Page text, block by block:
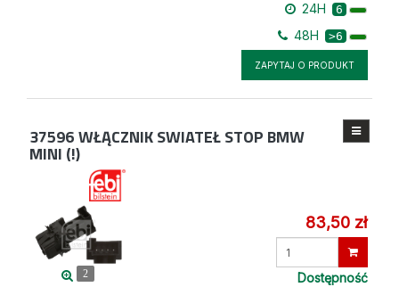
24H 6
48H >6
ZAPYTAJ O PRODUKT
37596WŁĄCZNIK SWIATEŁ STOP BMW
MINI (!)
2
83,50 zł
Dostępność